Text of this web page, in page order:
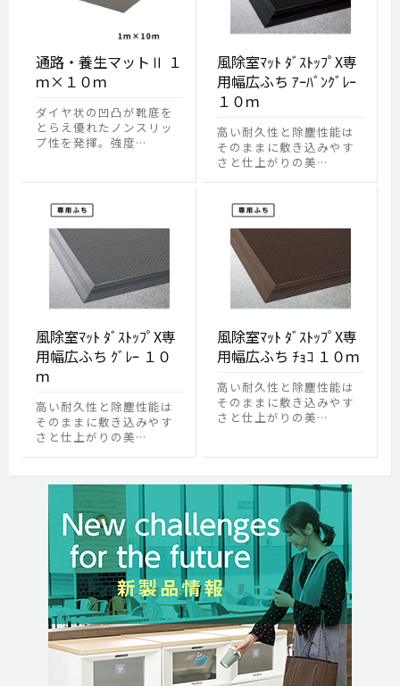
通路・養生マットⅡ １
ｍ×１０ｍ
ダイヤ状の凹凸が靴底を
とらえ優れたノンスリッ
プ性を発揮。強度…
風除室ﾏｯﾄ ﾀﾞｽﾄｯﾌﾟX専
用幅広ふち ｱｰﾊﾞﾝｸﾞﾚｰ
１０ｍ
高い耐久性と除塵性能は
そのままに敷き込みやす
さと仕上がりの美…
風除室ﾏｯﾄ ﾀﾞｽﾄｯﾌﾟX専
用幅広ふち ｸﾞﾚｰ １０
ｍ
高い耐久性と除塵性能は
そのままに敷き込みやす
さと仕上がりの美…
風除室ﾏｯﾄ ﾀﾞｽﾄｯﾌﾟX専
用幅広ふち ﾁｮｺ １０ｍ
高い耐久性と除塵性能は
そのままに敷き込みやす
さと仕上がりの美…